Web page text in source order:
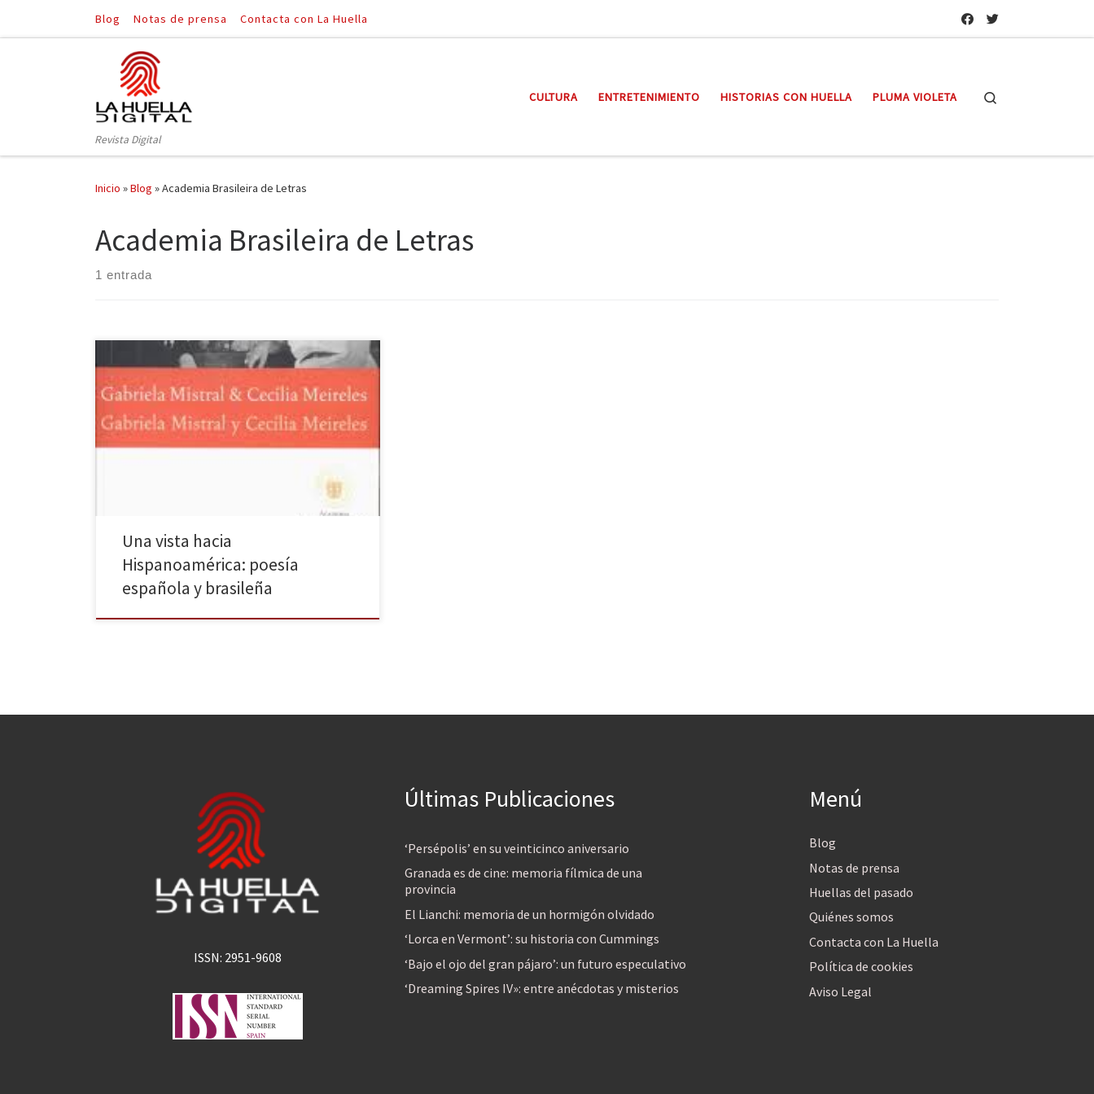
Saltar al contenido
Blog Notas de prensa Contacta con La Huella
Revista Digital
CULTURA ENTRETENIMIENTO HISTORIAS CON HUELLA PLUMA VIOLETA
Inicio »Blog »Academia Brasileira de Letras
Academia Brasileira de Letras
1 entrada
Ya he señalado en cierta ocasión que algunos libros
son todo un hallazgo. Aunque aquí, más bien, sería un
redescubrimiento. Me ha ocurrido con el libro Gabriela
Mistral y Cecilia Meireles: poemas (Rio de Janeiro:
Academia Brasileira de Letras; Santiago de Chile:
Una vista hacia
Hispanoamérica: poesía
española y brasileña
ISSN: 2951-9608
Últimas Publicaciones
‘Persépolis’ en su veinticinco aniversario
Granada es de cine: memoria fílmica de una
provincia
El Lianchi: memoria de un hormigón olvidado
‘Lorca en Vermont’: su historia con Cummings
‘Bajo el ojo del gran pájaro’: un futuro especulativo
‘Dreaming Spires IV»: entre anécdotas y misterios
Menú
Blog
Notas de prensa
Huellas del pasado
Quiénes somos
Contacta con La Huella
Política de cookies
Aviso Legal